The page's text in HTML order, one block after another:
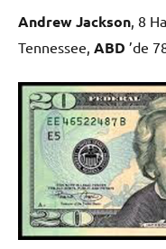
Andrew Jackson , 8
Tennessee, ABD ’de